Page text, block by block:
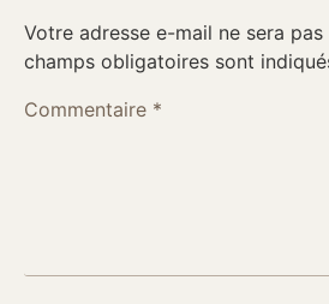
Votre adresse e-mail ne sera pas
champs obligatoires sont
Commentaire *